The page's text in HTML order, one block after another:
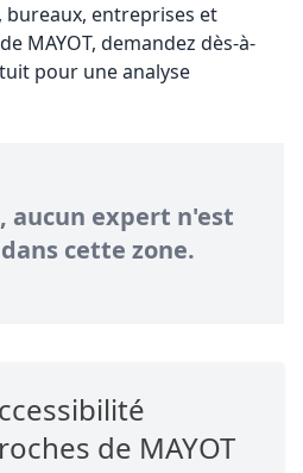
bureaux, entreprises et
MAYOT, demandez dès-à-
pour une analyse
aucun expert n'est
cette zone.
de MAYOT